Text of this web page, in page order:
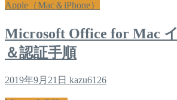
Apple（Mac＆iPhone）
Microsoft Office for Mac
＆認証手順
2019年9月21日 kazu6126